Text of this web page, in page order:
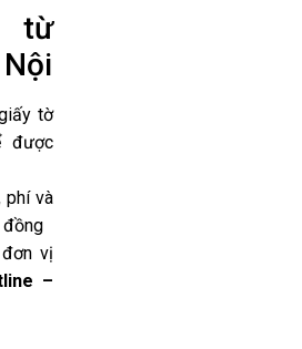
từ
tờ
được
phí và
đồng
vị
–